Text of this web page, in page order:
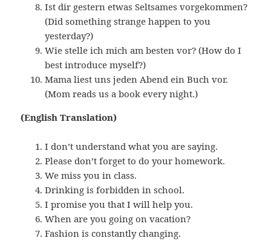
Ist dir gestern etwas Seltsames vorgekommen?
(Did something strange happen to you
yesterday?)
Wie stelle ich mich am besten vor? (How do I
best introduce myself?)
Mama liest uns jeden Abend ein Buch vor.
(Mom reads us a book every night.)
(English Translation)
I don’t understand what you are saying.
Please don’t forget to do your homework.
We miss you in class.
Drinking is forbidden in school.
I promise you that I will help you.
When are you going on vacation?
Fashion is constantly changing.